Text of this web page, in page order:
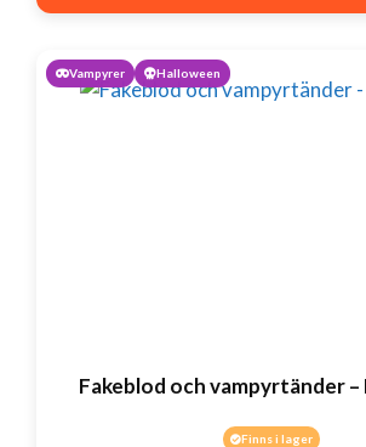
500
Vampyrer Halloween
Fakeblod och vampyrtänder –
Finns i lager